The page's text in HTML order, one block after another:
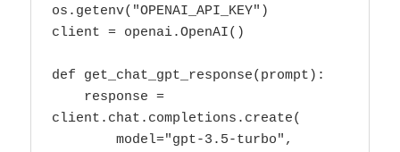
os.getenv("OPENAI_API_KEY")
client = openai.OpenAI()
def get_chat_gpt_response(prompt):
client.chat.completions.create(